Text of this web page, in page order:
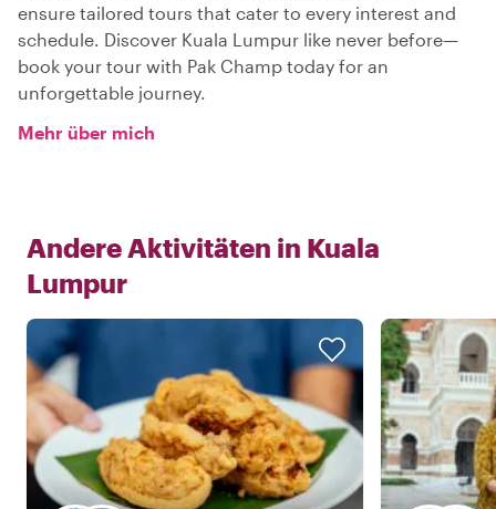
ensure tailored tours that cater to every interest and
schedule. Discover Kuala Lumpur like never before—
book your tour with Pak Champ today for an
unforgettable journey.
Mehr über mich
Andere Aktivitäten in Kuala
Lumpur